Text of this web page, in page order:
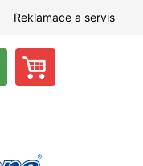
Reklamace a servis